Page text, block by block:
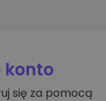
konto
się za pomocą